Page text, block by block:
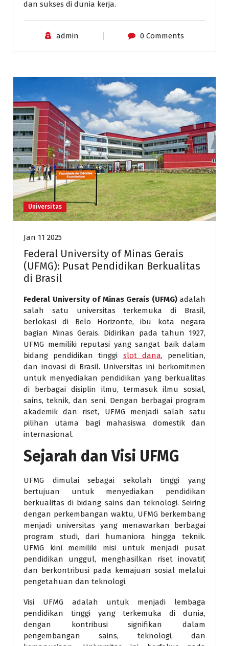
dan sukses di dunia kerja.
admin 0 Comments
Universitas
Jan 11 2025
Federal University of Minas Gerais
(UFMG): Pusat Pendidikan Berkualitas
di Brasil
Federal University of Minas Gerais (UFMG)adalah
salah satu universitas terkemuka di Brasil,
berlokasi di Belo Horizonte, ibu kota negara
bagian Minas Gerais. Didirikan pada tahun 1927,
UFMG memiliki reputasi yang sangat baik dalam
bidang pendidikan tinggi slot dana, penelitian,
dan inovasi di Brasil. Universitas ini berkomitmen
untuk menyediakan pendidikan yang berkualitas
di berbagai disiplin ilmu, termasuk ilmu sosial,
sains, teknik, dan seni. Dengan berbagai program
akademik dan riset, UFMG menjadi salah satu
pilihan utama bagi mahasiswa domestik dan
internasional.
Sejarah dan Visi UFMG
UFMG dimulai sebagai sekolah tinggi yang
bertujuan untuk menyediakan pendidikan
berkualitas di bidang sains dan teknologi. Seiring
dengan perkembangan waktu, UFMG berkembang
menjadi universitas yang menawarkan berbagai
program studi, dari humaniora hingga teknik.
UFMG kini memiliki misi untuk menjadi pusat
pendidikan unggul, menghasilkan riset inovatif,
dan berkontribusi pada kemajuan sosial melalui
pengetahuan dan teknologi.
Visi UFMG adalah untuk menjadi lembaga
pendidikan tinggi yang terkemuka di dunia,
dengan kontribusi signifikan dalam
pengembangan sains, teknologi, dan